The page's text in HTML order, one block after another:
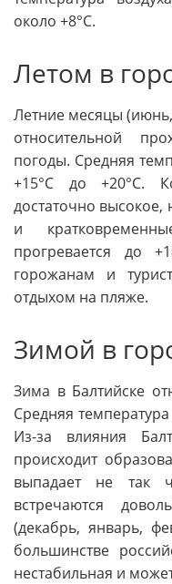
около +8°C.
Летом в
Летние месяцы (июнь,
относительной
погоды. Средняя
+15°C до +20°C.
достаточно
и
прогревается до
горожанам и
отдыхом на пляже.
Зимой в
Зима в Балтийске
Средняя температура
Из-за влияния
происходит
выпадает не так
встречаются
(декабрь, январь,
большинстве
нестабильная и